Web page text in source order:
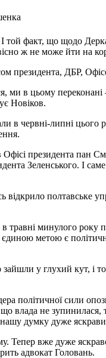
той факт, що щодо
ж не може йти
президента, ДБР,
ми в цьому
Новіков.
червні-липні цього
президента пан
Зеленського. І
полтавське
травні минулого
метою є політичні
у глухий кут, і
політичної сили
влада не
нашу думку дуже
вже дуже
адвокат Головань.